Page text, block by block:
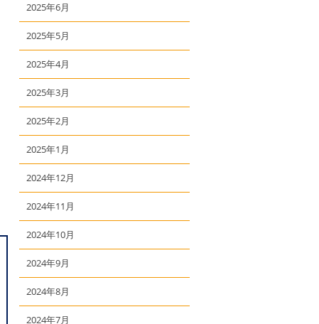
2025年6月
2025年5月
2025年4月
2025年3月
2025年2月
2025年1月
2024年12月
2024年11月
2024年10月
2024年9月
2024年8月
2024年7月